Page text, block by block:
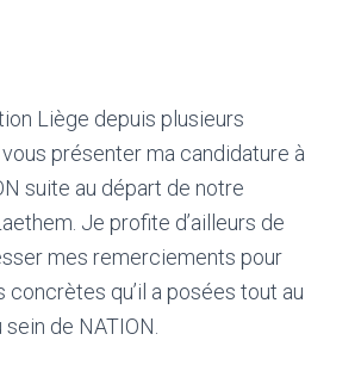
Liège depuis plusieurs
vous présenter ma candidature à
suite au départ de notre
Je profite d’ailleurs de
mes remerciements pour
qu’il a posées tout au
de NATION.